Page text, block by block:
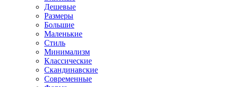
Дешевые
Размеры
Большие
Маленькие
Стиль
Минимализм
Классические
Скандинавские
Современные